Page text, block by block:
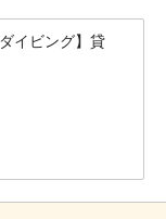
イビング】貸